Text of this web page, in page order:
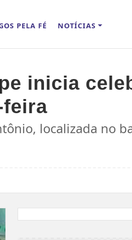
PELA FÉ NOTÍCIAS
inicia
feira
localizada no